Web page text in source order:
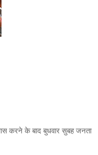
करने के बाद बुधवार सुबह जनता